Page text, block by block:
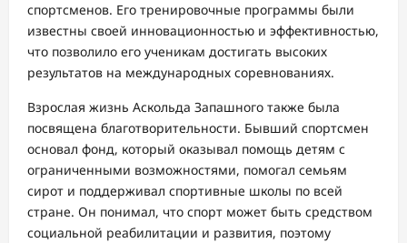
спортсменов. Его тренировочные программы были
известны своей инновационностью и эффективностью,
что позволило его ученикам достигать высоких
результатов на международных соревнованиях.
Взрослая жизнь Аскольда Запашного также была
посвящена благотворительности. Бывший спортсмен
основал фонд, который оказывал помощь детям с
ограниченными возможностями, помогал семьям
сирот и поддерживал спортивные школы по всей
стране. Он понимал, что спорт может быть средством
социальной реабилитации и развития, поэтому